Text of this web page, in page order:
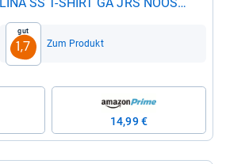
Baum­wolle, regu­lar fit
Gut
1,7 Zum Produkt
14,99 €